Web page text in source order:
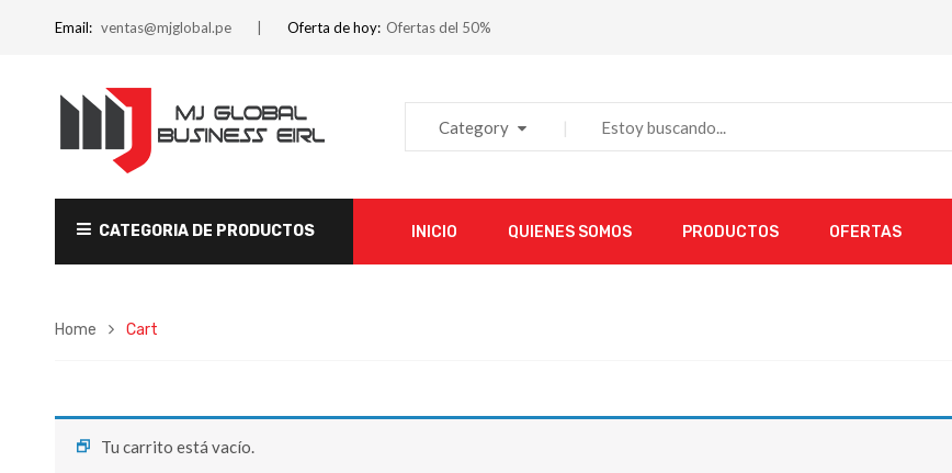
Email: ventas@mjglobal.pe Oferta de hoy: Ofertas del 50%
Category
CATEGORIA DE PRODUCTOS INICIO QUIENES SOMOS PRODUCTOS OFERTAS
Home Cart
Tu carrito está vacío.